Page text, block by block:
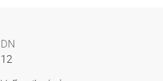
DN
12